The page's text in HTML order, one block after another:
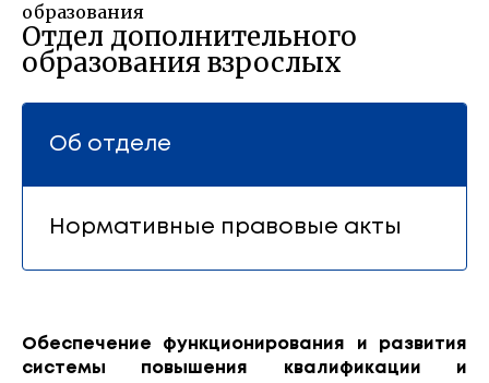
образования
Отдел дополнительного
образования взрослых
Об отделе
Нормативные правовые акты
Обеспечение функционирования и развития
системы повышения квалификации и